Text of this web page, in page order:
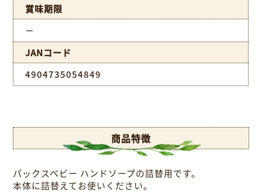
賞味期限
－
JANコード
4904735054849
商品特徴
パックスベビー ハンドソープの詰替用です。
本体に詰替えてお使いください。